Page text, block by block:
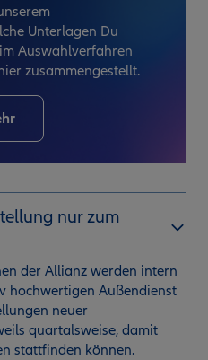
Unterlagen Du
Auswahlverfahren
zusammengestellt.
nur zum
der Allianz werden intern
hochwertigen Außendienst
neuer
quartalsweise, damit
stattfinden können.